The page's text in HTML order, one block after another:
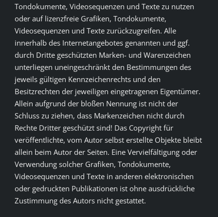
Tondokumente, Videosequenzen und Texte zu nutzen
oder auf lizenzfreie Grafiken, Tondokumente,
Videosequenzen und Texte zurückzugreifen. Alle
innerhalb des Internetangebotes genannten und ggf.
durch Dritte geschützten Marken- und Warenzeichen
unterliegen uneingeschränkt den Bestimmungen des
jeweils gültigen Kennzeichenrechts und den
Besitzrechten der jeweiligen eingetragenen Eigentümer.
Allein aufgrund der bloßen Nennung ist nicht der
Schluss zu ziehen, dass Markenzeichen nicht durch
Rechte Dritter geschützt sind! Das Copyright für
veröffentlichte, vom Autor selbst erstellte Objekte bleibt
allein beim Autor der Seiten. Eine Vervielfältigung oder
Verwendung solcher Grafiken, Tondokumente,
Videosequenzen und Texte in anderen elektronischen
oder gedruckten Publikationen ist ohne ausdrückliche
Zustimmung des Autors nicht gestattet.